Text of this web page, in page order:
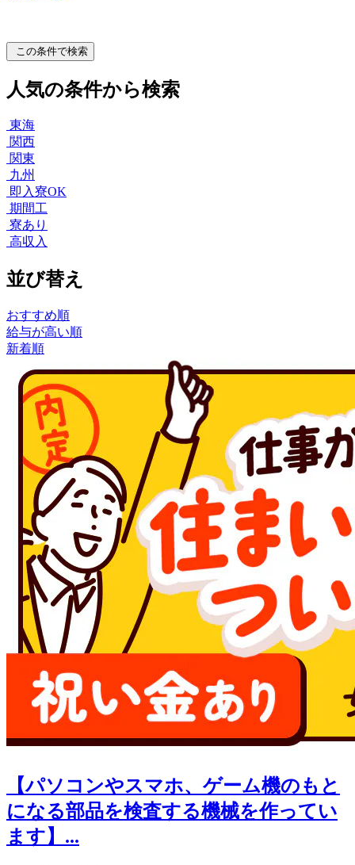
この条件で検索
人気の条件から検索
東海
関西
関東
九州
即入寮OK
期間工
寮あり
高収入
並び替え
おすすめ順
給与が高い順
新着順
【パソコンやスマホ、ゲーム機のもと
になる部品を検査する機械を作ってい
ます】...